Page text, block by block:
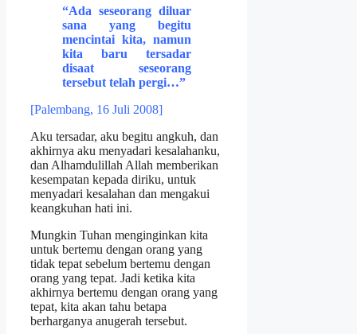
“Ada seseorang diluar
sana yang begitu
mencintai kita, namun
kita baru tersadar
disaat seseorang
tersebut telah pergi…”
[Palembang, 16 Juli 2008]
Aku tersadar, aku begitu angkuh, dan
akhirnya aku menyadari kesalahanku,
dan Alhamdulillah Allah memberikan
kesempatan kepada diriku, untuk
menyadari kesalahan dan mengakui
keangkuhan hati ini.
Mungkin Tuhan menginginkan kita
untuk bertemu dengan orang yang
tidak tepat sebelum bertemu dengan
orang yang tepat. Jadi ketika kita
akhirnya bertemu dengan orang yang
tepat, kita akan tahu betapa
berharganya anugerah tersebut.